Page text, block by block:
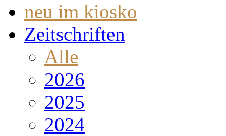
neu im kiosko
Zeitschriften
Alle
2026
2025
2024